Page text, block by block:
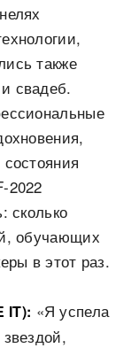
также
свадеб.
2022
сколько
обучающих
в этот раз.
IT): «Я успела